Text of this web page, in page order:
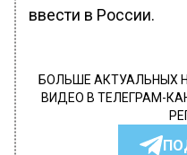
ввести в России.
БОЛЬШЕ АКТУАЛЬНЫХ
ВИДЕО В ТЕЛЕГРАМ-